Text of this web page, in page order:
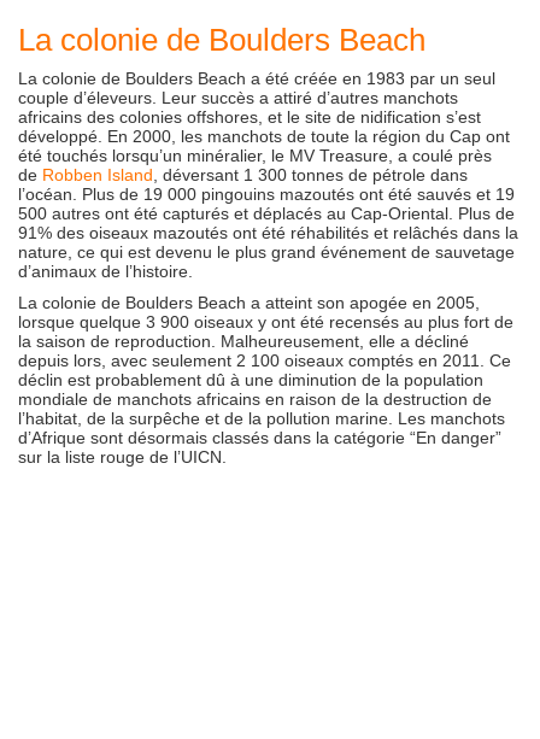
La colonie de Boulders Beach
La colonie de Boulders Beach a été créée en 1983 par un seul
couple d’éleveurs. Leur succès a attiré d’autres manchots
africains des colonies offshores, et le site de nidification s’est
développé. En 2000, les manchots de toute la région du Cap ont
été touchés lorsqu’un minéralier, le MV Treasure, a coulé près
de Robben Island , déversant 1 300 tonnes de pétrole dans
l’océan. Plus de 19 000 pingouins mazoutés ont été sauvés et 19
500 autres ont été capturés et déplacés au Cap-Oriental. Plus de
91% des oiseaux mazoutés ont été réhabilités et relâchés dans la
nature, ce qui est devenu le plus grand événement de sauvetage
d’animaux de l’histoire.
La colonie de Boulders Beach a atteint son apogée en 2005,
lorsque quelque 3 900 oiseaux y ont été recensés au plus fort de
la saison de reproduction. Malheureusement, elle a décliné
depuis lors, avec seulement 2 100 oiseaux comptés en 2011. Ce
déclin est probablement dû à une diminution de la population
mondiale de manchots africains en raison de la destruction de
l’habitat, de la surpêche et de la pollution marine. Les manchots
d’Afrique sont désormais classés dans la catégorie “En danger”
sur la liste rouge de l’UICN.